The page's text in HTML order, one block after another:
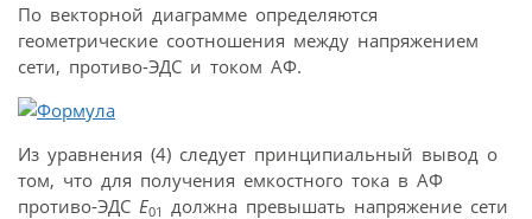
По векторной диаграмме определяются
геометрические соотношения между напряжением
сети, противо-ЭДС и током АФ.
Из уравнения (4) следует принципиальный вывод о
том, что для получения емкостного тока в АФ
противо-ЭДС E01
должна превышать напряжение сети